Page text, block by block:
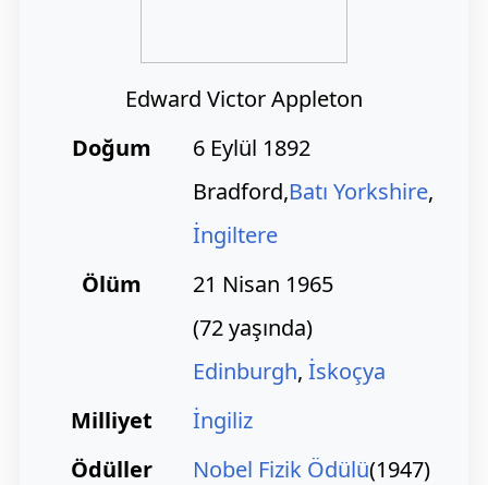
Edward Victor Appleton
Doğum
6 Eylül 1892
Bradford,Batı Yorkshire,
İngiltere
Ölüm
21 Nisan 1965
(72 yaşında)
Edinburgh, İskoçya
Milliyet
İngiliz
Ödüller
Nobel Fizik Ödülü(1947)